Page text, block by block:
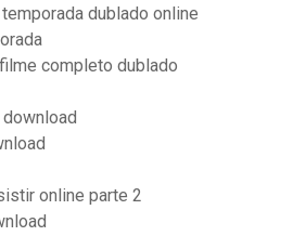
dublado online
completo dublado
online parte 2